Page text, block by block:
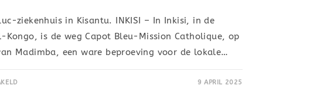
ziekenhuis in Kisantu. INKISI – In Inkisi, in de
Kongo, is de weg Capot Bleu-Mission Catholique, op
Madimba, een ware beproeving voor de lokale…
9 APRIL 2025